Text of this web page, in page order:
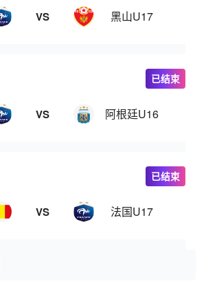
VS 黑山U17
VS 阿根廷U16
已结束
VS 法国U17
已结束